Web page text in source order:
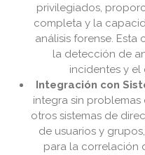
privilegiados,
completa y la
análisis forense.
la detección de
incidentes y el
Integración con
integra sin problemas
otros sistemas de
de usuarios y
para la correlación